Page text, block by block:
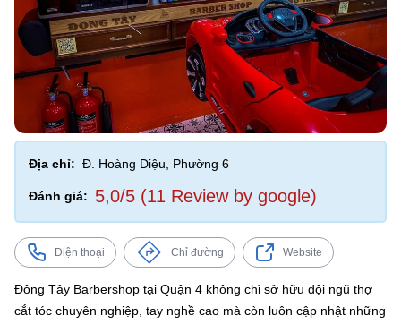
Địa chỉ: Đ. Hoàng Diệu, Phường 6
Đánh giá: 5,0/5 (11 Review by google)
Điện thoại Chỉ đường Website
Đông Tây Barbershop tại Quận 4 không chỉ sở hữu đội ngũ thợ
cắt tóc chuyên nghiệp, tay nghề cao mà còn luôn cập nhật những